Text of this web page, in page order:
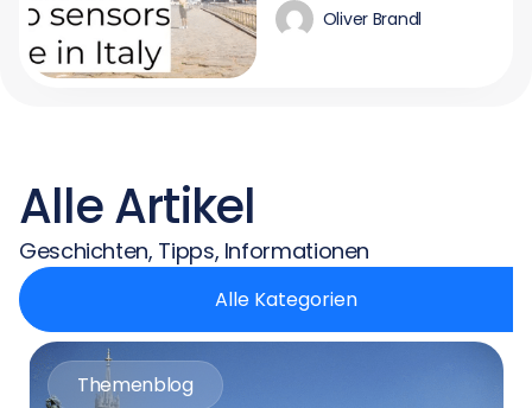
Oliver Brandl
Alle Artikel
Geschichten, Tipps, Informationen
Alle Kategorien
Themenblog